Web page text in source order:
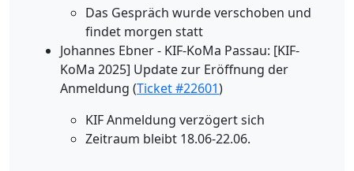
Das Gespräch wurde verschoben und
findet morgen statt
Johannes Ebner - KIF-KoMa Passau: [KIF-
KoMa 2025] Update zur Eröffnung der
Anmeldung (Ticket #22601)
KIF Anmeldung verzögert sich
Zeitraum bleibt 18.06-22.06.